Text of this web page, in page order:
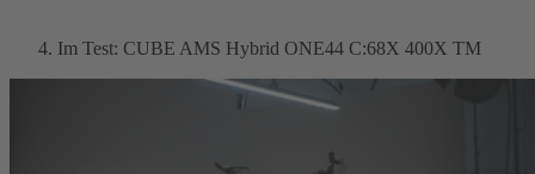
Im Test: CUBE AMS Hybrid ONE44 C:68X 400X TM